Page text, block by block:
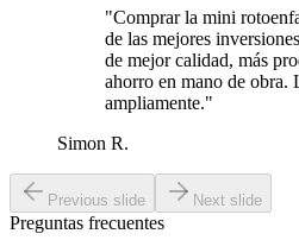
"Comprar la mini
de las mejores
de mejor calidad, más
ahorro en mano de obra.
ampliamente."
Simon R.
Previous slide Next slide
Preguntas frecuentes